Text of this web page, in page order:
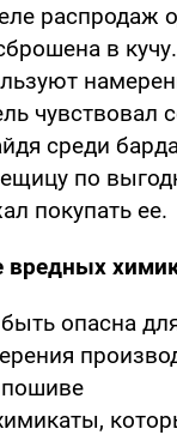
распродаж
в
чувствовал
среди
по
покупать ее.
вредных
опасна